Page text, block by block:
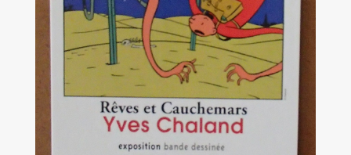
Les amis d’Yves Chaland
LUDIBD